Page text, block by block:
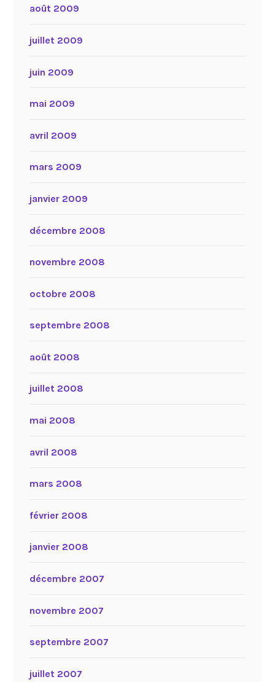
août 2009
juillet 2009
juin 2009
mai 2009
avril 2009
mars 2009
janvier 2009
décembre 2008
novembre 2008
octobre 2008
septembre 2008
août 2008
juillet 2008
mai 2008
avril 2008
mars 2008
février 2008
janvier 2008
décembre 2007
novembre 2007
septembre 2007
juillet 2007